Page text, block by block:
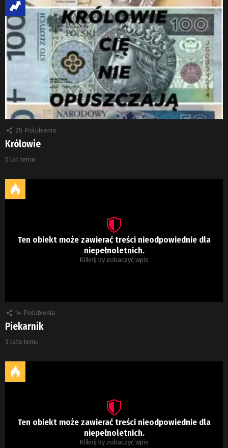
25 Polubienia
Królowie
5 lat temu
Ten obiekt może zawierać treści nieodpowiednie dla
niepełnoletnich.
Kliknij by zobaczyć wpis
14 Polubienia
Piekarnik
3 lata temu
Ten obiekt może zawierać treści nieodpowiednie dla
niepełnoletnich.
Kliknij by zobaczyć wpis